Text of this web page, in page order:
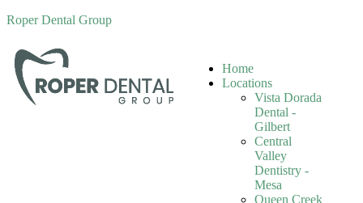
Roper Dental Group
Home
Locations
Vista Dorada
Dental -
Gilbert
Central
Valley
Dentistry -
Mesa
Queen Creek